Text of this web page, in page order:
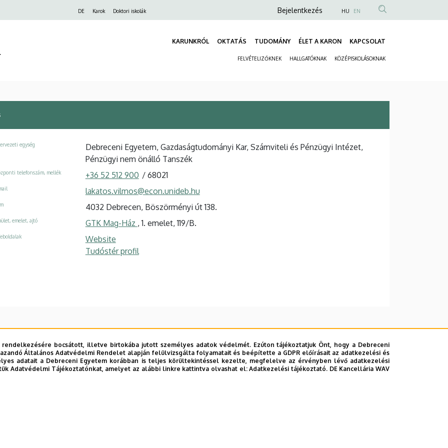
DE Karok Doktori iskolák
Anonim
fiók
Bejelentkezés HU EN
KARUNKRÓL OKTATÁS TUDOMÁNY ÉLET A KARON KAPCSOLAT
FELVÉTELIZŐKNEK HALLGATÓKNAK KÖZÉPISKOLÁSOKNAK
egység
Debreceni Egyetem, Gazdaságtudományi Kar, Számviteli és Pénzügyi Intézet,
Pénzügyi nem önálló Tanszék
telefonszám, mellék +36 52 512 900 / 68021
lakatos.vilmos@econ.unideb.hu
4032 Debrecen, Böszörményi út 138.
emelet, ajtó GTK Mag-Ház , 1. emelet, 119/B.
Website
Tudóstér profil
bocsátott, illetve birtokába jutott személyes adatok védelmét. Ezúton tájékoztatjuk Önt, hogy a Debreceni
Általános Adatvédelmi Rendelet alapján felülvizsgálta folyamatait és beépítette a GDPR előírásait az adatkezelési és
adatait a Debreceni Egyetem korábban is teljes körültekintéssel kezelte, megfelelve az érvényben lévő adatkezelési
Adatvédelmi Tájékoztatónkat, amelyet az alábbi linkre kattintva olvashat el:Adatkezelési tájékoztató. DE Kancellária WAV